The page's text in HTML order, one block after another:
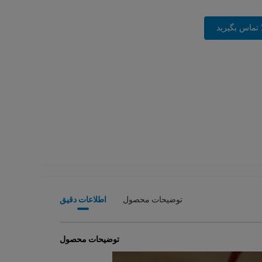
تماس بگیرید
اطلاعات دقیق توضیحات محصول
توضیحات محصول